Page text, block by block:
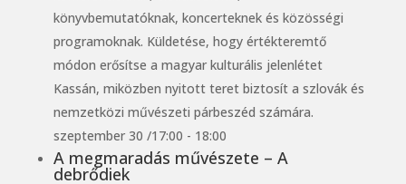
könyvbemutatóknak, koncerteknek és közösségi
programoknak. Küldetése, hogy értékteremtő
módon erősítse a magyar kulturális jelenlétet
Kassán, miközben nyitott teret biztosít a szlovák és
nemzetközi művészeti párbeszéd számára.
szeptember 30 /17:00 - 18:00
A megmaradás művészete – A
debrődiek